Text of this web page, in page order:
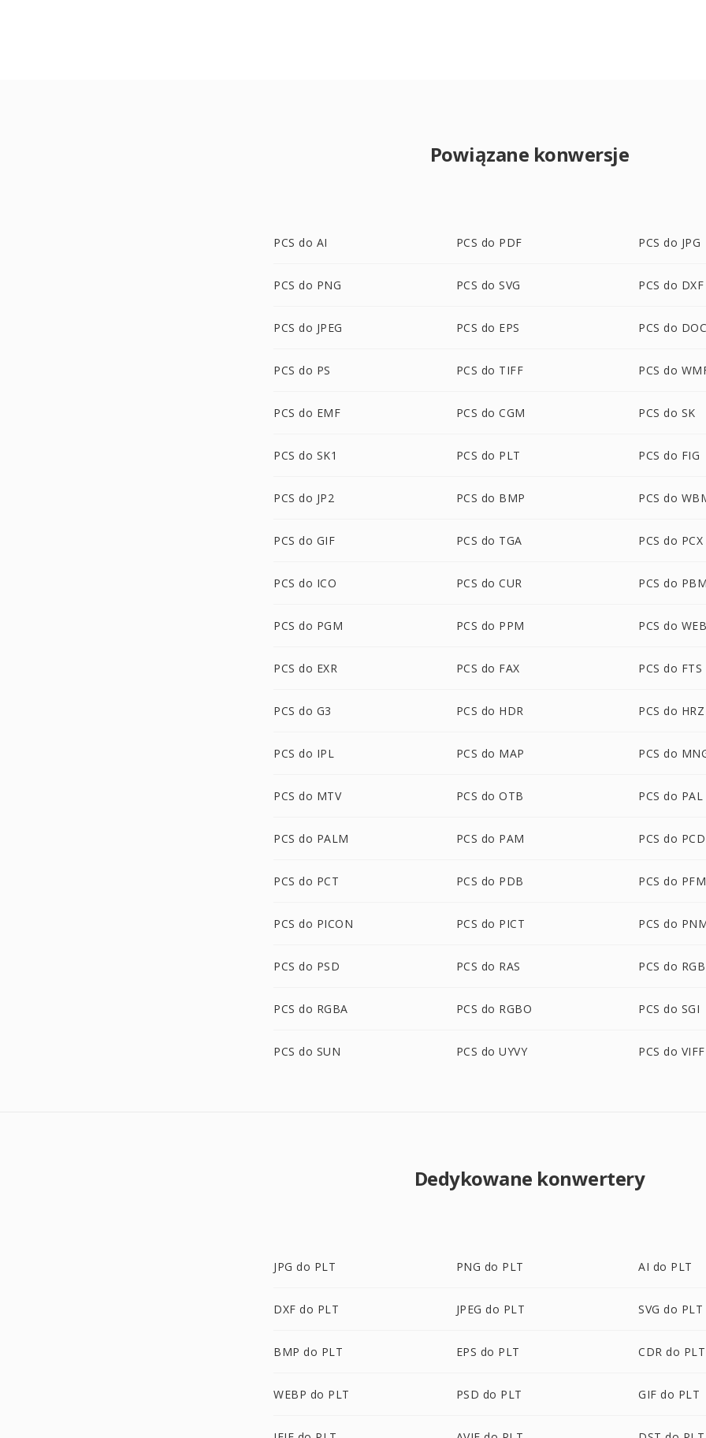
Powiązane konwersje
PCS do AI PCS do PDF PCS do JPG
PCS do PNG PCS do SVG PCS do DXF
PCS do JPEG PCS do EPS PCS do
PCS do PS PCS do TIFF PCS do
PCS do EMF PCS do CGM PCS do SK
PCS do SK1 PCS do PLT PCS do FIG
PCS do JP2 PCS do BMP PCS do
PCS do GIF PCS do TGA PCS do PCX
PCS do ICO PCS do CUR PCS do
PCS do PGM PCS do PPM PCS do
PCS do EXR PCS do FAX PCS do FTS
PCS do G3 PCS do HDR PCS do HRZ
PCS do IPL PCS do MAP PCS do
PCS do MTV PCS do OTB PCS do PAL
PCS do PALM PCS do PAM PCS do PCD
PCS do PCT PCS do PDB PCS do PFM
PCS do PICON PCS do PICT PCS do
PCS do PSD PCS do RAS PCS do RGB
PCS do RGBA PCS do RGBO PCS do SGI
PCS do SUN PCS do UYVY PCS do VIFF
Dedykowane konwertery
JPG do PLT PNG do PLT AI do PLT
DXF do PLT JPEG do PLT SVG do PLT
BMP do PLT EPS do PLT CDR do PLT
WEBP do PLT PSD do PLT GIF do PLT